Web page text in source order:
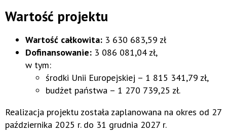
Wartość projektu
Wartość całkowita: 3 630 683,59 zł
Dofinansowanie: 3 086 081,04 zł,
w tym:
środki Unii Europejskiej – 1 815 341,79 zł,
budżet państwa – 1 270 739,25 zł.
Realizacja projektu została zaplanowana na okres od 27
października 2025 r. do 31 grudnia 2027 r.